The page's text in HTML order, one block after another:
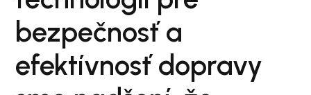
bezpečnosť a
efektívnosť dopravy